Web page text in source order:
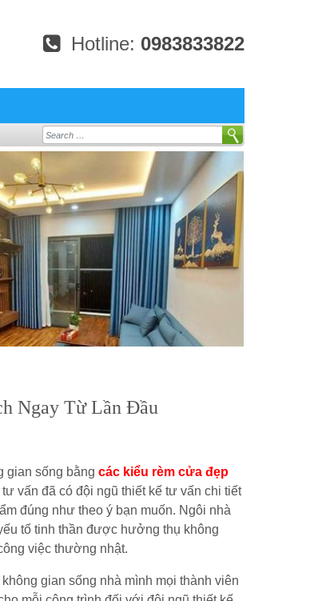
Hotline: 0983833822
Search
Ngay Từ Lần Đầu
gian sống bằng các kiểu rèm cửa đẹp
vấn đã có đội ngũ thiết kế tư vấn chi tiết
đúng như theo ý bạn muốn. Ngôi nhà
tố tinh thần được hưởng thụ không
việc thường nhật.
gian sống nhà mình mọi thành viên